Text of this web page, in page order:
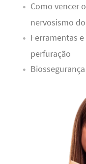
Como vencer
nervosismo
Ferramentas
perfuração